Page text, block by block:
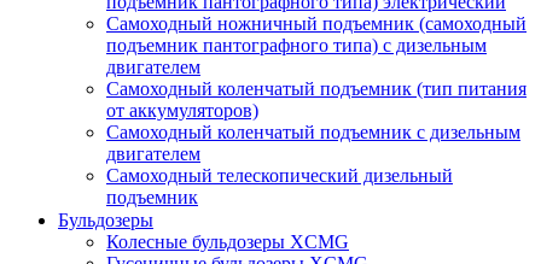
Самоходный ножничный подъемник (самоходный
подъемник пантографного типа) с дизельным
двигателем
Самоходный коленчатый подъемник (тип питания
от аккумуляторов)
Самоходный коленчатый подъемник с дизельным
двигателем
Самоходный телескопический дизельный
подъемник
Бульдозеры
Колесные бульдозеры XCMG